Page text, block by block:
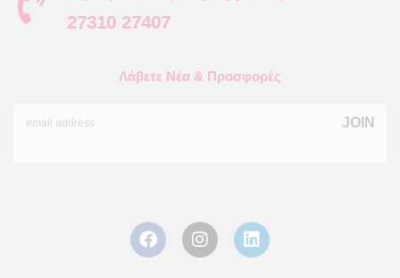
27310 27407
Λάβετε Νέα & Προσφορές